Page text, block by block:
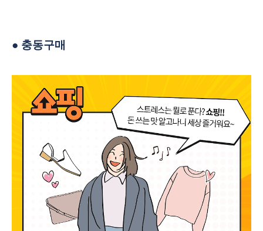
● 충동구매